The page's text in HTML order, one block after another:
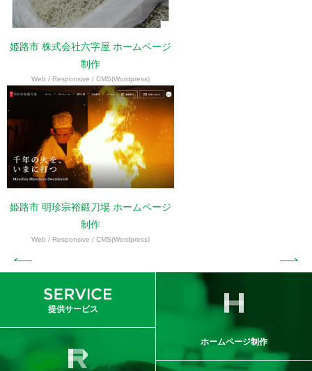
姫路市 株式会社六字屋 ホームページ
制作
Web / Responsive / CMS(Wordpress)
姫路市 明珍宗裕鍛刀場 ホームページ
制作
Web / Responsive / CMS(Wordpress)
提供サービス
ホームページ制作